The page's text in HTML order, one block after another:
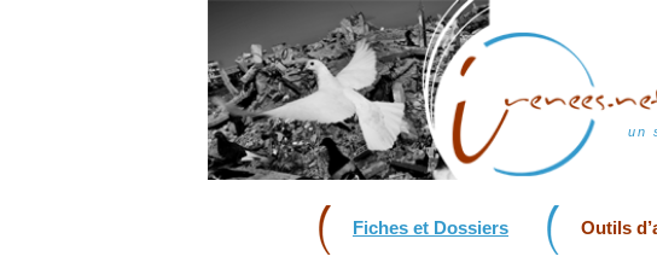
un
Fiches et Dossiers Outils